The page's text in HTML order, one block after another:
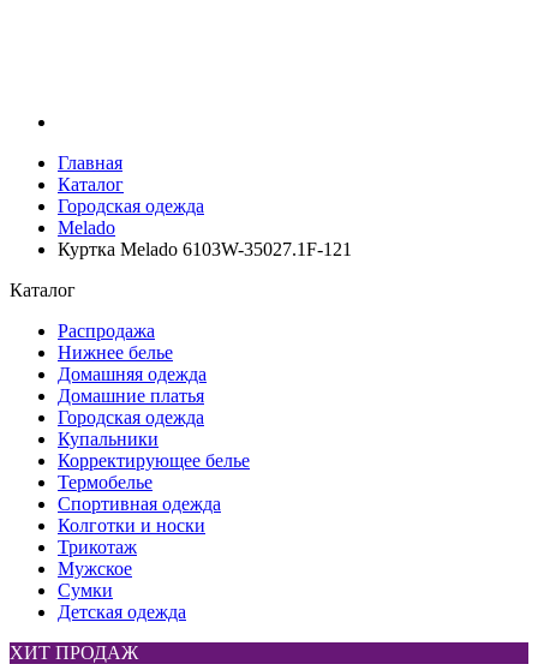
Главная
Каталог
Городская одежда
Melado
Куртка Melado 6103W-35027.1F-121
Каталог
Распродажа
Нижнее белье
Домашняя одежда
Домашние платья
Городская одежда
Купальники
Корректирующее белье
Термобелье
Спортивная одежда
Колготки и носки
Трикотаж
Мужское
Сумки
Детская одежда
ХИТ ПРОДАЖ